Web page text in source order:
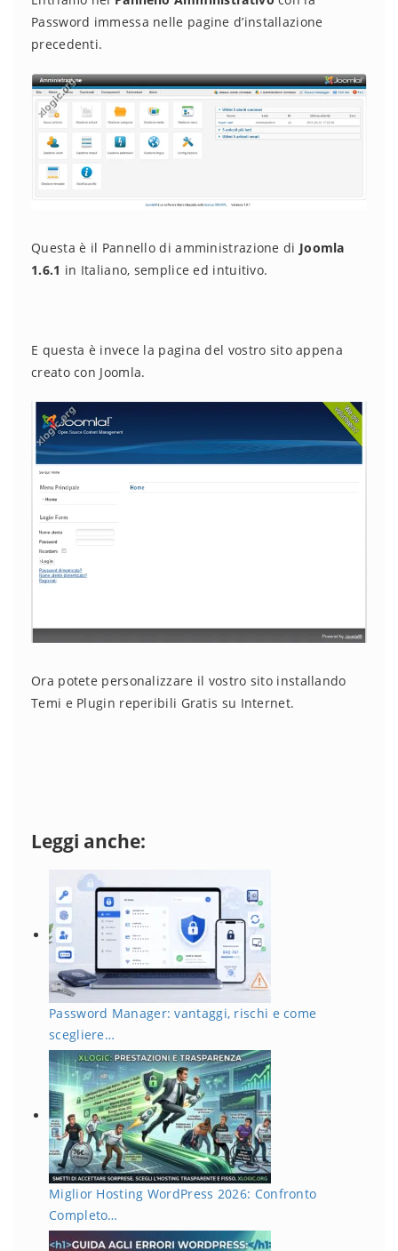
Password immessa nelle pagine d’installazione
precedenti.
Questa è il Pannello di amministrazione di Joomla
1.6.1 in Italiano, semplice ed intuitivo.
E questa è invece la pagina del vostro sito appena
creato con Joomla.
Ora potete personalizzare il vostro sito installando
Temi e Plugin reperibili Gratis su Internet.
Leggi anche:
Password Manager: vantaggi, rischi e come
scegliere…
Miglior Hosting WordPress 2026: Confronto
Completo…